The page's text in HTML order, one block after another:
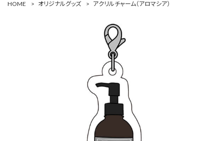
HOME > オリジナルグッズ > アクリルチャーム（アロマシア）